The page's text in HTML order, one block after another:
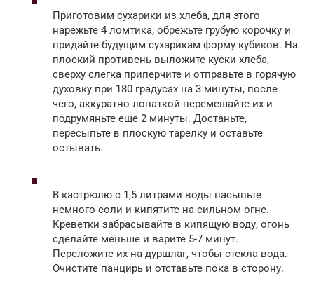
Приготовим сухарики из хлеба, для этого
нарежьте 4 ломтика, обрежьте грубую корочку и
придайте будущим сухарикам форму кубиков. На
плоский противень выложите куски хлеба,
сверху слегка приперчите и отправьте в горячую
духовку при 180 градусах на 3 минуты, после
чего, аккуратно лопаткой перемешайте их и
подрумяньте еще 2 минуты. Достаньте,
пересыпьте в плоскую тарелку и оставьте
остывать.
В кастрюлю с 1,5 литрами воды насыпьте
немного соли и кипятите на сильном огне.
Креветки забрасывайте в кипящую воду, огонь
сделайте меньше и варите 5-7 минут.
Переложите их на дуршлаг, чтобы стекла вода.
Очистите панцирь и отставьте пока в сторону.